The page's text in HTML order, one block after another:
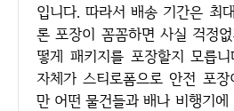
입니다. 따라서 배송 기간은 최
론 포장이 꼼꼼하면 사실 걱정
떻게 패키지를 포장할지 모릅
자체가 스티로폼으로 안전 포
만 어떤 물건들과 배나 비행기